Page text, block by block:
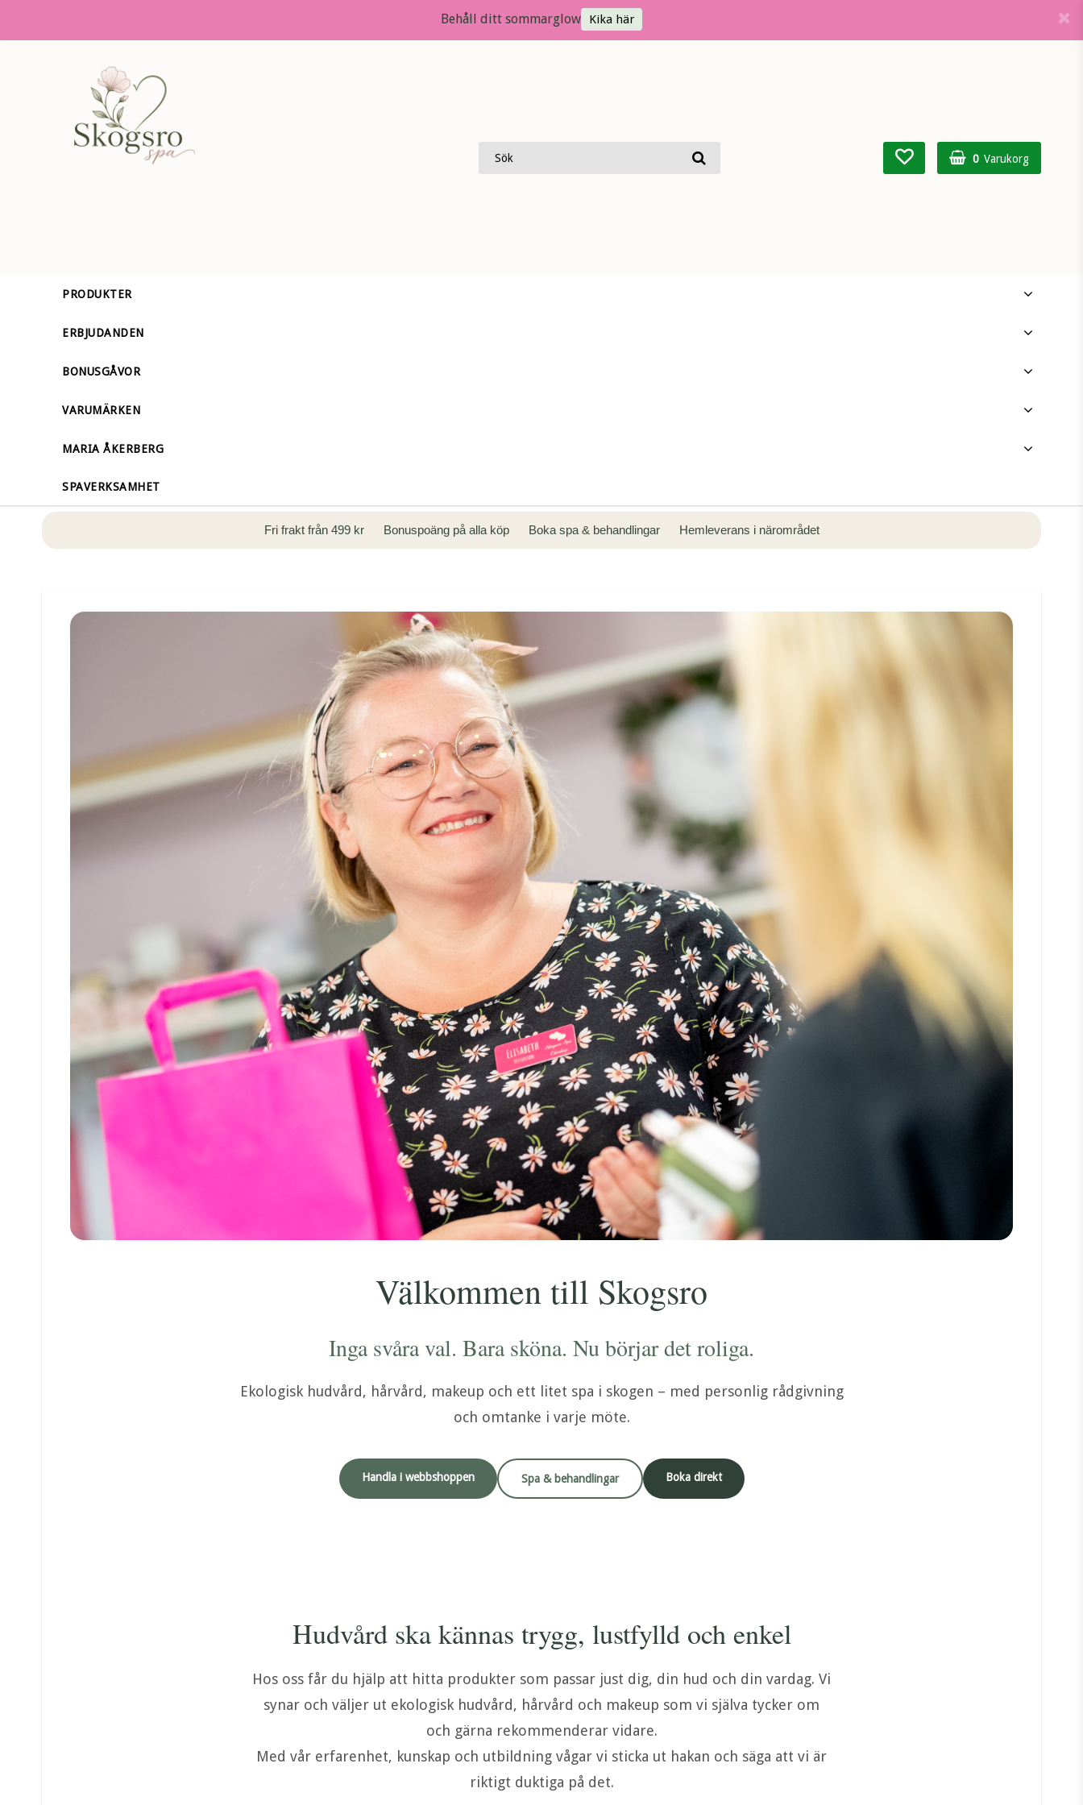
Behåll ditt sommarglow Kika här
0 Varukorg
PRODUKTER
ERBJUDANDEN
BONUSGÅVOR
VARUMÄRKEN
MARIA ÅKERBERG
SPAVERKSAMHET
Fri frakt från 499 kr Bonuspoäng på alla köp Boka spa & behandlingar Hemleverans i närområdet
Välkommen till Skogsro
Inga svåra val. Bara sköna. Nu börjar det roliga.
Ekologisk hudvård, hårvård, makeup och ett litet spa i skogen – med personlig rådgivning
och omtanke i varje möte.
Handla i webbshoppen Spa & behandlingar Boka direkt
Hudvård ska kännas trygg, lustfylld och enkel
Hos oss får du hjälp att hitta produkter som passar just dig, din hud och din vardag. Vi
synar och väljer ut ekologisk hudvård, hårvård och makeup som vi själva tycker om
och gärna rekommenderar vidare.
Med vår erfarenhet, kunskap och utbildning vågar vi sticka ut hakan och säga att vi är
riktigt duktiga på det.